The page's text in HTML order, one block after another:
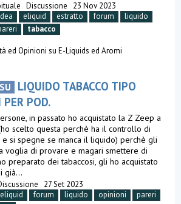
Discussione
23 Nov 2023
dea eliquid estratto forum
liquido
tabacco
ed Opinioni su E-Liquids ed Aromi
LIQUIDO TABACCO TIPO
POD.
in passato ho acquistato la Z Zeep a
scelto questa perchè ha il controllo di
si spegne se manca il liquido) perchè gli
voglia di provare e magari smettere di
preparato dei tabaccosi, gli ho acquistato
già...
27 Set 2023
eliquid forum liquido opinioni
pareri